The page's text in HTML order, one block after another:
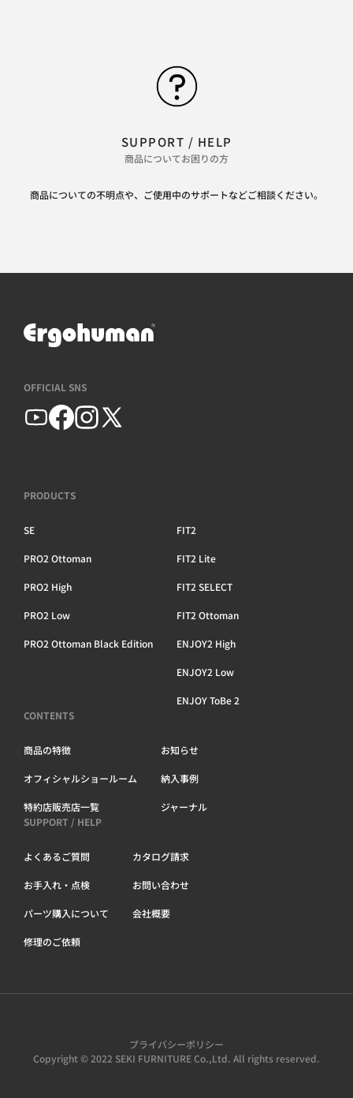
SUPPORT / HELP
商品についてお困りの方
商品についての不明点や、ご使用中のサポートなどご相談ください。
OFFICIAL SNS
PRODUCTS
PRO2 Ottoman
PRO2 High
PRO2 Low FIT2 Ottoman
FIT2
FIT2 Lite
FIT2 SELECT
ENJOY2 High
ENJOY2 Low
ENJOY ToBe 2
SE
PRO2 Ottoman Black Edition
CONTENTS
商品の特徴
オフィシャルショールーム
特約店販売店一覧
お知らせ
納入事例
ジャーナル
SUPPORT / HELP
よくあるご質問
お手入れ・点検
パーツ購入について
修理のご依頼
カタログ請求
お問い合わせ
会社概要
Copyright © 2022 SEKI FURNITURE Co.,Ltd. All rights reserved.
プライバシーポリシー